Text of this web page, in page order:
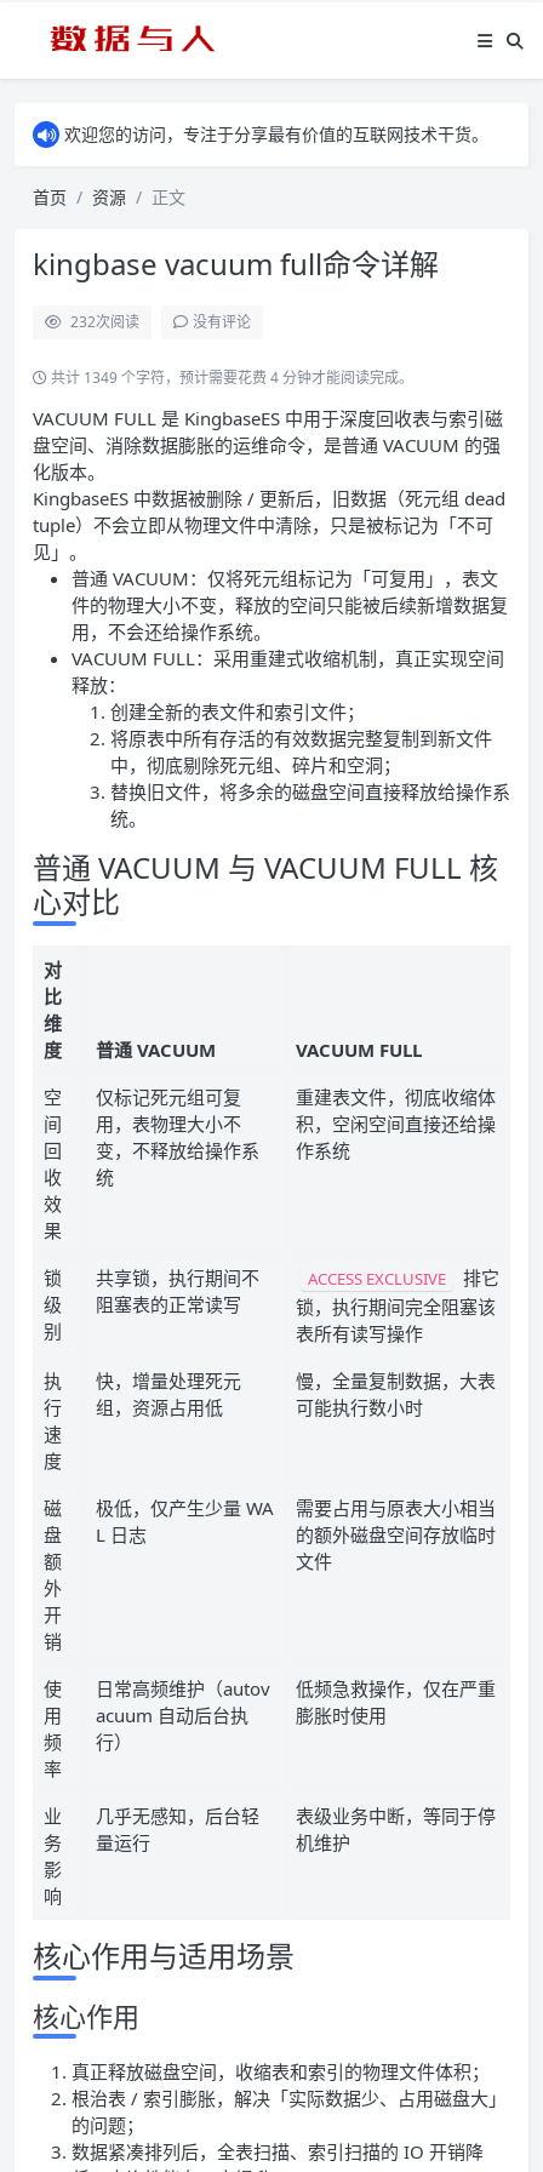
欢迎您的访问，专注于分享最有价值的互联网技术干货。
首页 资源 正文
kingbase vacuum full命令详解
232次阅读 没有评论
共计 1349 个字符，预计需要花费 4 分钟才能阅读完成。
VACUUM FULL 是 KingbaseES 中用于深度回收表与索引磁
盘空间、消除数据膨胀的运维命令，是普通 VACUUM 的强
化版本。
KingbaseES 中数据被删除 / 更新后，旧数据（死元组 dead
tuple）不会立即从物理文件中清除，只是被标记为「不可
见」。
普通 VACUUM：仅将死元组标记为「可复用」，表文
件的物理大小不变，释放的空间只能被后续新增数据复
用，不会还给操作系统。
VACUUM FULL：采用重建式收缩机制，真正实现空间
释放：
创建全新的表文件和索引文件；
将原表中所有存活的有效数据完整复制到新文件
中，彻底剔除死元组、碎片和空洞；
替换旧文件，将多余的磁盘空间直接释放给操作系
统。
普通 VACUUM 与 VACUUM FULL 核
心对比
对
比
维
度
普通 VACUUM
VACUUM FULL
空
间
回
收
效
果
仅标记死元组可复
用，表物理大小不
变，不释放给操作系
统
重建表文件，彻底收缩体
积，空闲空间直接还给操
作系统
锁
级
别
共享锁，执行期间不
阻塞表的正常读写
ACCESS EXCLUSIVE
排它
锁，执行期间完全阻塞该
表所有读写操作
执
行
速
度
快，增量处理死元
组，资源占用低
慢，全量复制数据，大表
可能执行数小时
磁
盘
额
外
开
销
极低，仅产生少量 WA
L 日志
需要占用与原表大小相当
的额外磁盘空间存放临时
文件
使
用
频
率
日常高频维护（autov
acuum 自动后台执
行）
低频急救操作，仅在严重
膨胀时使用
业
务
影
响
几乎无感知，后台轻
量运行
表级业务中断，等同于停
机维护
核心作用与适用场景
核心作用
真正释放磁盘空间，收缩表和索引的物理文件体积；
根治表 / 索引膨胀，解决「实际数据少、占用磁盘大」
的问题；
数据紧凑排列后，全表扫描、索引扫描的 IO 开销降